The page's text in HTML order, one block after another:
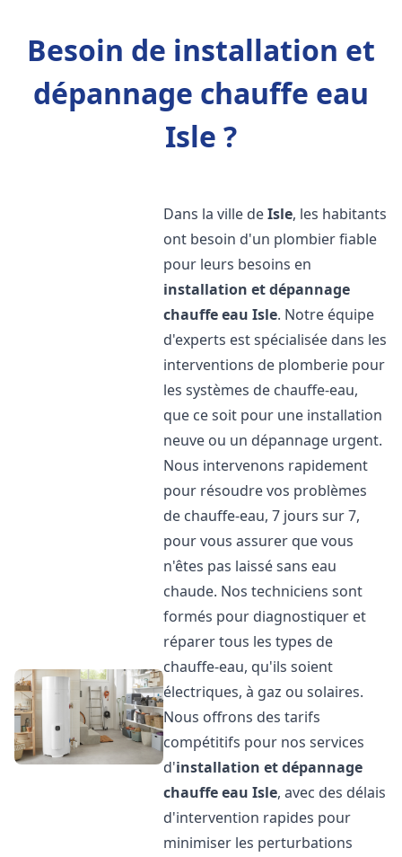
Besoin de installation et
dépannage chauffe eau
Isle ?
Dans la ville deIsle, les habitants
ont besoin d'un plombier fiable
pour leurs besoins en
installation et dépannage
chauffe eau Isle. Notre équipe
d'experts est spécialisée dans les
interventions de plomberie pour
les systèmes de chauffe-eau,
que ce soit pour une installation
neuve ou un dépannage urgent.
Nous intervenons rapidement
pour résoudre vos problèmes
de chauffe-eau, 7 jours sur 7,
pour vous assurer que vous
n'êtes pas laissé sans eau
chaude. Nos techniciens sont
formés pour diagnostiquer et
réparer tous les types de
chauffe-eau, qu'ils soient
électriques, à gaz ou solaires.
Nous offrons des tarifs
compétitifs pour nos services
d'installation et dépannage
chauffe eau Isle, avec des délais
d'intervention rapides pour
minimiser les perturbations